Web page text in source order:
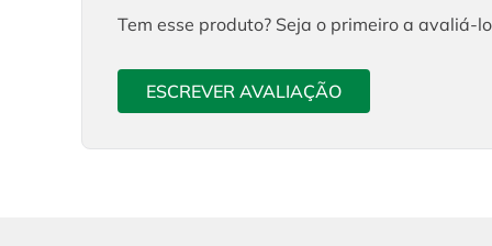
Tem esse produto? Seja o primeiro a avaliá-
ESCREVER AVALIAÇÃO